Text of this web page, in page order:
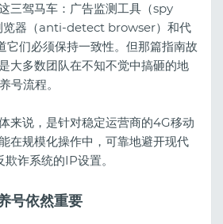
三驾马车：广告监测工具（spy
览器（anti-detect browser）和代
们必须保持一致性。但那篇指南故
大多数团队在不知不觉中搞砸的地
号流程。
来说，是针对稳定运营商的4G移动
规模化操作中，可靠地避开现代
诈系统的IP设置。
号依然重要